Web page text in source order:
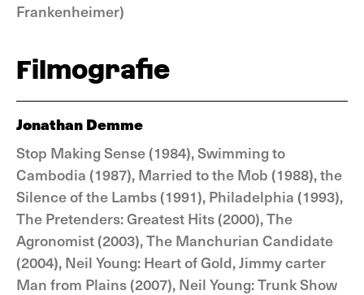
Frankenheimer)
Filmografie
Jonathan Demme
Stop Making Sense (1984), Swimming to
Cambodia (1987), Married to the Mob (1988), the
Silence of the Lambs (1991), Philadelphia (1993),
The Pretenders: Greatest Hits (2000), The
Agronomist (2003), The Manchurian Candidate
(2004), Neil Young: Heart of Gold, Jimmy carter
Man from Plains (2007), Neil Young: Trunk Show